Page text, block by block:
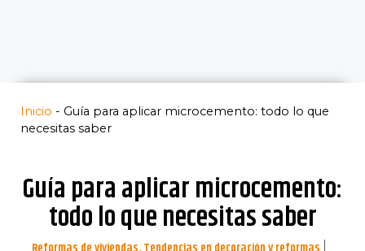
Inicio - Guía para aplicar microcemento: todo lo que
necesitas saber
Guía para aplicar microcemento:
todo lo que necesitas saber